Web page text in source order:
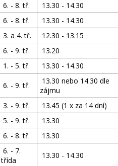
6. - 8. tř.
13.30 - 14.30
6. - 8. tř. 13.30 - 14.30
3. a 4. tř.
12.30 - 13.15
6. - 9. tř.
13.20
1. - 5. tř. 13.30 - 14.30
6. - 9. tř.
13.30 nebo 14.30 dle
zájmu
3. - 9. tř.
13.45 (1 x za 14 dní)
5. - 9. tř.
13.30
6. - 8. tř. 13.30
6. - 7.
třída
13.30 - 14.30